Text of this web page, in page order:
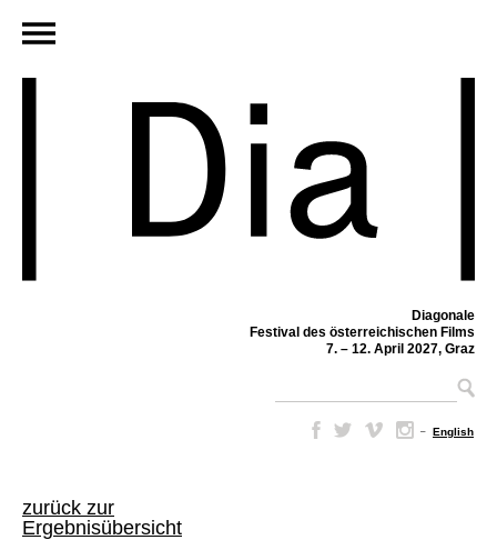
Diagonale
Festival des österreichischen Films
7. – 12. April 2027, Graz
– English
zurück zur
Ergebnisübersicht